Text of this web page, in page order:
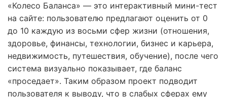
«Колесо Баланса» — это интерактивный мини-тест
на сайте: пользователю предлагают оценить от 0
до 10 каждую из восьми сфер жизни (отношения,
здоровье, финансы, технологии, бизнес и карьера,
недвижимость, путешествия, обучение), после чего
система визуально показывает, где баланс
«проседает». Таким образом проект подводит
пользователя к выводу, что в слабых сферах ему